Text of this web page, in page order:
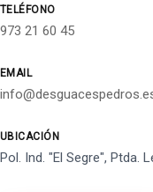
TELÉFONO
973 21 60 45
EMAIL
UBICACIÓN
Pol. Ind. "El Segre", Ptda.